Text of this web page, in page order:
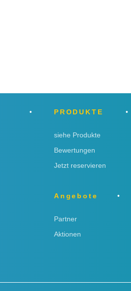
PRODUKTE
siehe Produkte
Bewertungen
Jetzt reservieren
Angebote
Partner
Aktionen